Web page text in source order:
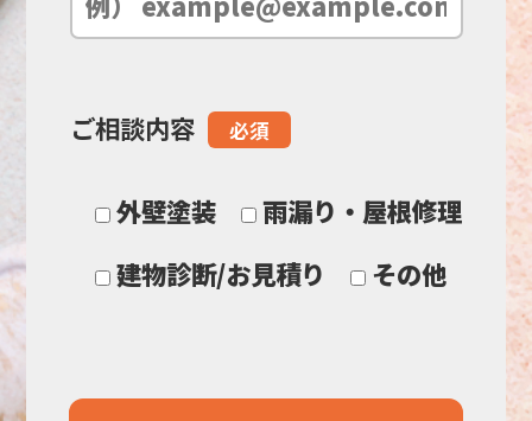
空
ま
ご相談内容 必須
外壁塗装
雨漏り・屋根修理
建物診断/お見積り
その他